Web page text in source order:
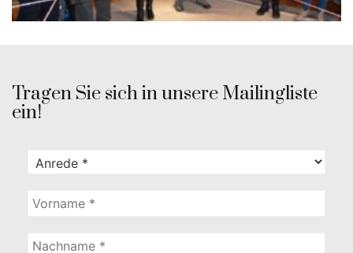
Tragen Sie sich in unsere Mailingliste
ein!